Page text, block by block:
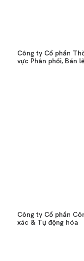
Công ty Cổ phần
vực Phân phối, Bán
Công ty Cổ phần
xác & Tự động hóa